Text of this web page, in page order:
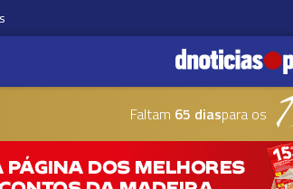
Faltam 65 diaspara os